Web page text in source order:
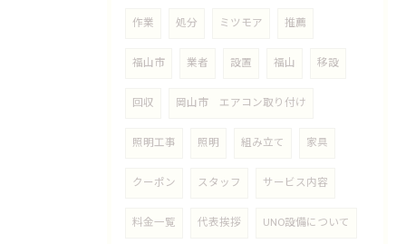
作業 処分 ミツモア 推薦
福山市 業者 設置 福山 移設
回収 岡山市 エアコン取り付け
照明工事 照明 組み立て 家具
クーポン スタッフ サービス内容
料金一覧 代表挨拶 UNO設備について